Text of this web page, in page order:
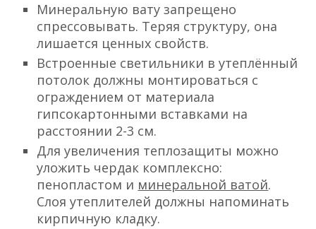
Минеральную вату запрещено
спрессовывать. Теряя структуру, она
лишается ценных свойств.
Встроенные светильники в утеплённый
потолок должны монтироваться с
ограждением от материала
гипсокартонными вставками на
расстоянии 2-3 см.
Для увеличения теплозащиты можно
уложить чердак комплексно:
пенопластом и минеральной ватой.
Слоя утеплителей должны напоминать
кирпичную кладку.